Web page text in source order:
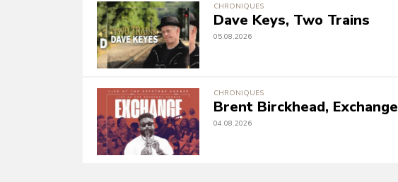
CHRONIQUES
Dave Keys, Two Trains
05.08.2026
CHRONIQUES
Brent Birckhead, Exchange
04.08.2026